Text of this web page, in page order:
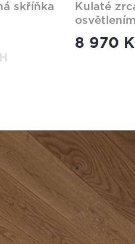
skříňka
Kulaté
osvětlením
8 970